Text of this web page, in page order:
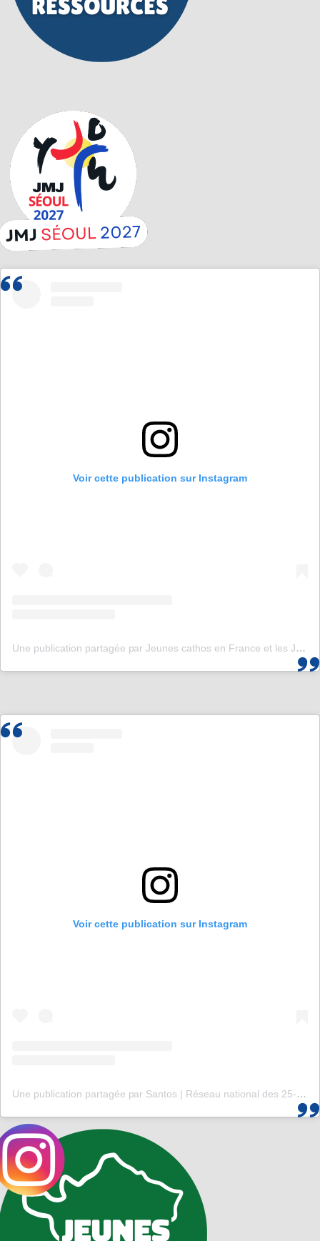
Voir cette publication sur Instagram
Une publication partagée par Jeunes cathos en France et les JMJ de Corée 2027 (@jeunescathos_fr)
Voir cette publication sur Instagram
Une publication partagée par Santos | Réseau national des 25-35 (@santos_cef)